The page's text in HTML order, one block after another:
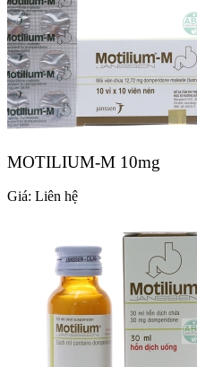
MOTILIUM-M 10mg
Giá: Liên hệ